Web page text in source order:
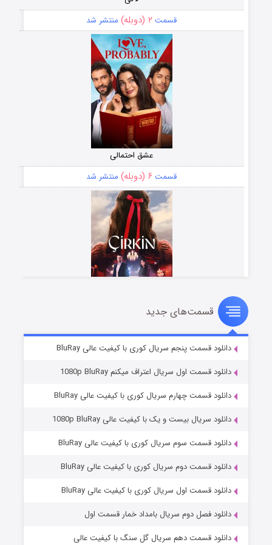
قسمت ۲ (دوبله) منتشر شد
عشق احتمالی
قسمت ۶ (دوبله) منتشر شد
سریال زشت
قسمت۵ (زیرنویس) منتشر شد
وستی ها
قسمت۱ (زیرنویس) منتشر شد
قسمت‌های جدید
دانلود قسمت پنجم سریال کوری با کیفیت عالی BluRay
دانلود قسمت اول سریال اعتراف میکنم 1080p BluRay
دانلود قسمت چهارم سریال کوری با کیفیت عالی BluRay
دانلود سریال بیست و یک با کیفیت عالی 1080p BluRay
دانلود قسمت سوم سریال کوری با کیفیت عالی BluRay
دانلود قسمت دوم سریال کوری با کیفیت عالی BluRay
دانلود قسمت اول سریال کوری با کیفیت عالی BluRay
دانلود فصل دوم سریال بامداد خمار قسمت اول
دانلود قسمت دهم سریال گل سنگ با کیفیت عالی